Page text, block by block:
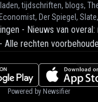
tijdschriften, blogs,
Der Spiegel,
- Nieuws van
- Alle rechten
Powered by Newsifier